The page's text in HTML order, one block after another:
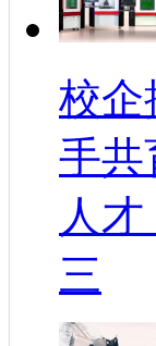
校企
手共
人才
三